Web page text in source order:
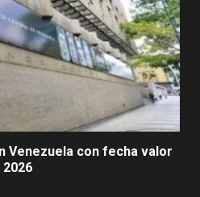
Venezuela con fecha valor